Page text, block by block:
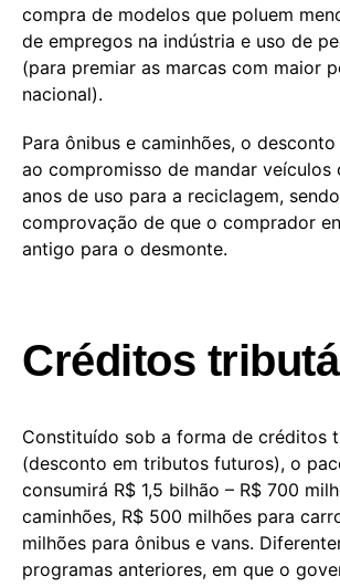
compra de modelos que poluem
de empregos na indústria e uso de
(para premiar as marcas com maior
nacional).
Para ônibus e caminhões, o
ao compromisso de mandar veículos
anos de uso para a reciclagem,
comprovação de que o comprador
antigo para o desmonte.
Créditos
Constituído sob a forma de créditos
(desconto em tributos futuros), o
consumirá R$ 1,5 bilhão – R$ 700
caminhões, R$ 500 milhões para
milhões para ônibus e vans.
programas anteriores, em que o